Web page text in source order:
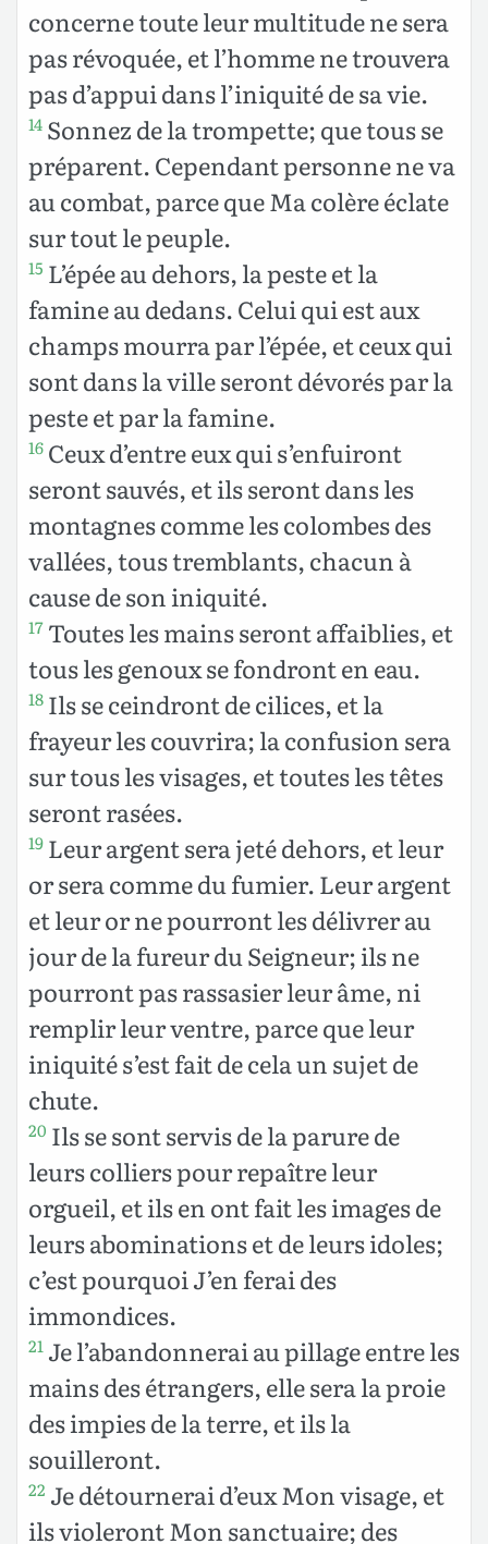
concerne toute leur multitude ne sera
pas révoquée, et l’homme ne trouvera
pas d’appui dans l’iniquité de sa vie.
14 Sonnez de la trompette; que tous se
préparent. Cependant personne ne va
au combat, parce que Ma colère éclate
sur tout le peuple.
15 L’épée au dehors, la peste et la
famine au dedans. Celui qui est aux
champs mourra par l’épée, et ceux qui
sont dans la ville seront dévorés par la
peste et par la famine.
16 Ceux d’entre eux qui s’enfuiront
seront sauvés, et ils seront dans les
montagnes comme les colombes des
vallées, tous tremblants, chacun à
cause de son iniquité.
17 Toutes les mains seront affaiblies, et
tous les genoux se fondront en eau.
18 Ils se ceindront de cilices, et la
frayeur les couvrira; la confusion sera
sur tous les visages, et toutes les têtes
seront rasées.
19 Leur argent sera jeté dehors, et leur
or sera comme du fumier. Leur argent
et leur or ne pourront les délivrer au
jour de la fureur du Seigneur; ils ne
pourront pas rassasier leur âme, ni
remplir leur ventre, parce que leur
iniquité s’est fait de cela un sujet de
chute.
20 Ils se sont servis de la parure de
leurs colliers pour repaître leur
orgueil, et ils en ont fait les images de
leurs abominations et de leurs idoles;
c’est pourquoi J’en ferai des
immondices.
21 Je l’abandonnerai au pillage entre les
mains des étrangers, elle sera la proie
des impies de la terre, et ils la
souilleront.
22 Je détournerai d’eux Mon visage, et
ils violeront Mon sanctuaire; des